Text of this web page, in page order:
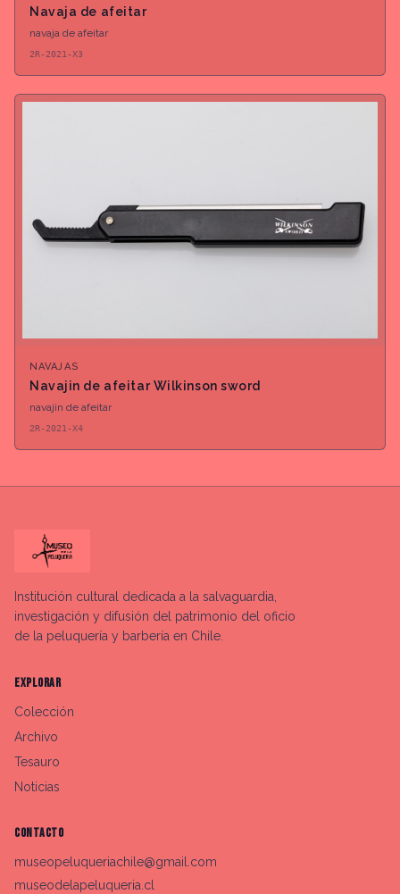
Navaja de afeitar
navaja de afeitar
2R-2021-X3
NAVAJAS
Navajin de afeitar Wilkinson sword
navajin de afeitar
2R-2021-X4
Institución cultural dedicada a la salvaguardia,
investigación y difusión del patrimonio del oficio
de la peluquería y barbería en Chile.
EXPLORAR
Colección
Archivo
Tesauro
Noticias
CONTACTO
museopeluqueriachile@gmail.com
museodelapeluqueria.cl